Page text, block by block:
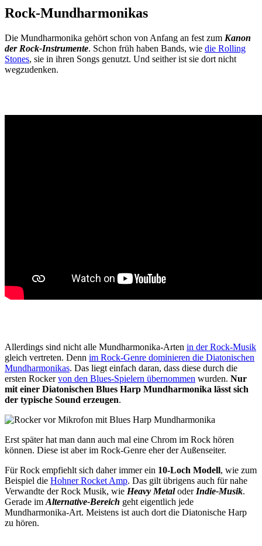
Rock-Mundharmonikas
Die Mundharmonika gehört schon von Anfang an fest zum Kanon
der Rock-Instrumente. Schon früh haben Bands, wie die Rolling
Stones, sie in ihren Songs genutzt. Und seither ist sie dort nicht
wegzudenken.
Allerdings sind nicht alle Mundharmonika-Arten in der Rock-Musik
gleich vertreten. Denn im Rock-Genre dominieren die Diatonischen
Mundharmonikas. Das liegt einfach daran, dass diese durch die
ersten Rockervon den Blues-Spielern übernommen wurden. Nur
mit einer Diatonischen Blues Harp Mundharmonika lässt sich
der typische Sound erzeugen.
Erst später hat man dann auch mal eine Chrom im Rock hören
können. Diese ist aber im Rock-Genre eher der Außenseiter.
Für Rock empfiehlt sich daher immer ein 10-Loch Modell, wie zum
Beispiel die Hohner Rocket Amp. Das gilt übrigens auch für nahe
Verwandte der Rock Musik, wie Heavy Metaloder Indie-Musik.
Gerade im Alternative-Bereich geht eigentlich jede
Mundharmonika-Art. Meistens ist auch dort die Diatonische Harp
zu hören.